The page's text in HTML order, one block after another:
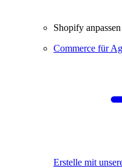
Shopify
Commerce für
Erstelle mit